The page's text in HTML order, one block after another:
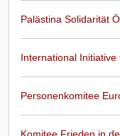
Palästina Solidarität
International Initiative
Personenkomitee